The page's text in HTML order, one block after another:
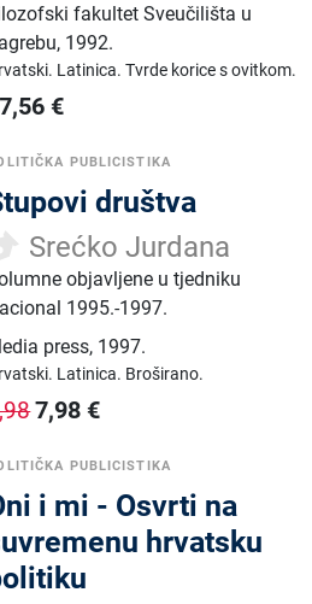
fakultet Sveučilišta u
, 1992.
Latinica.Tvrde korice s ovitkom.
€
PUBLICISTIKA
društva
Srećko Jurdana
objavljene u tjedniku
1995.-1997.
press, 1997.
Latinica. Broširano.
7,98 €
PUBLICISTIKA
i mi - Osvrti na
hrvatsku